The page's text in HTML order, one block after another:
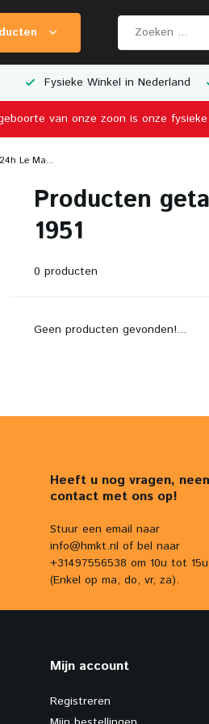
Fysieke Winkel in Nederland
van onze zoon is onze
Le Ma...
Producten
1951
0 producten
Geen producten gevonden!...
Heeft u nog vragen,
contact met ons op!
Stuur een email naar
info@hmkt.nl of bel naar
+31497556538 om 10u tot 15u
(Enkel op ma, do, vr, za).
Mijn account
Registreren